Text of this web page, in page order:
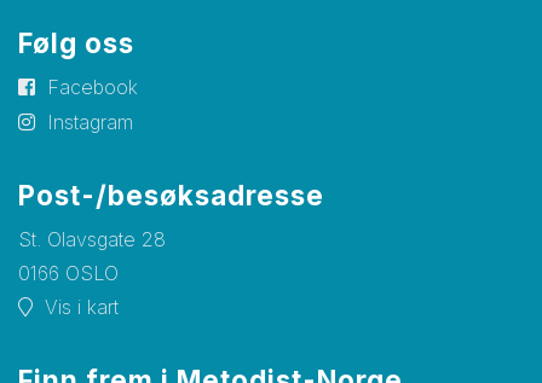
Følg oss
Facebook
Instagram
Post-/besøksadresse
St. Olavsgate 28
0166 OSLO
Vis i kart